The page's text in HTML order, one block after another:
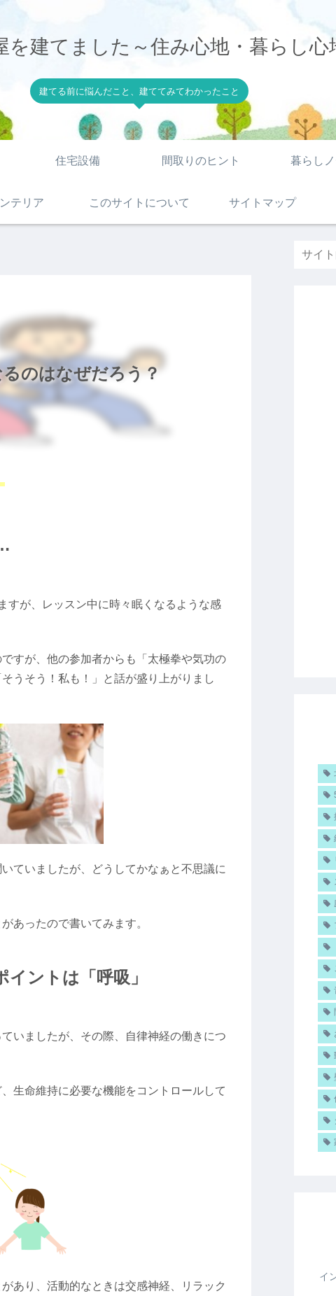
を建てました～住み心地・暮らし心
建てる前に悩んだこと、建ててみてわかったこと
住宅設備 間取りのヒント 暮らしノ
テリア このサイトについて サイトマップ
のはなぜだろう？
すが、レッスン中に時々眠くなるような感
すが、他の参加者からも「太極拳や気功の
うそう！私も！」と話が盛り上がりまし
ていましたが、どうしてかなぁと不思議に
あったので書いてみます。
ントは「呼吸」
いましたが、その際、自律神経の働きにつ
生命維持に必要な機能をコントロールして
あり、活動的なときは交感神経、リラック
イ